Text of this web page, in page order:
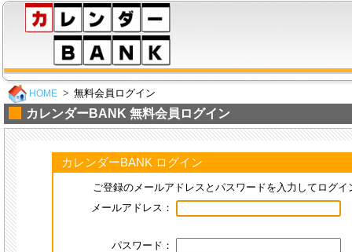
HOME 無料会員ログイン
カレンダーBANK 無料会員ログイン
カレンダーBANK ログイン
ご登録のメールアドレスとパスワードを入力してログイ
メールアドレス：
パスワード：